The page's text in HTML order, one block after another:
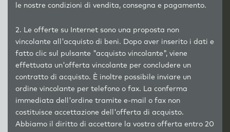
le nostre condizioni di vendita, consegna e pagamento.
2. Le offerte su Internet sono una proposta non
vincolante all'acquisto di beni. Dopo aver inserito i dati e
fatto clic sul pulsante "acquisto vincolante", viene
effettuata un'offerta vincolante per concludere un
contratto di acquisto. È inoltre possibile inviare un
ordine vincolante per telefono o fax. La conferma
immediata dell'ordine tramite e-mail o fax non
costituisce accettazione dell'offerta di acquisto.
Abbiamo il diritto di accettare la vostra offerta entro 20